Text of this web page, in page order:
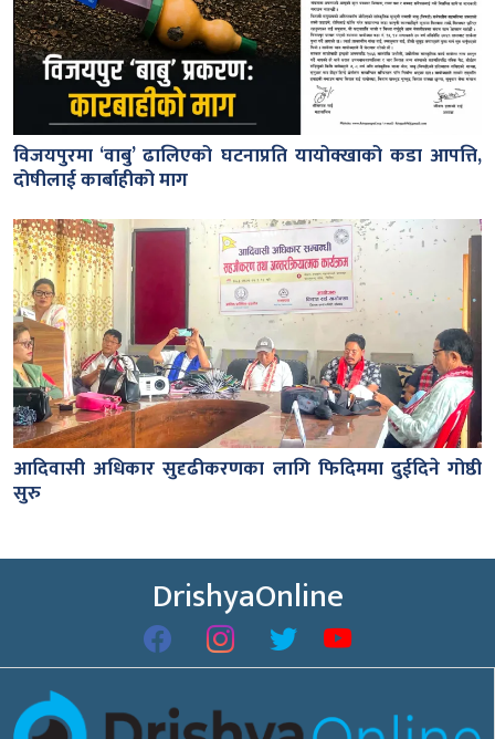
विजयपुरमा ‘वाबु’ ढालिएको घटनाप्रति यायोक्खाको कडा आपत्ति,
दोषीलाई कार्बाहीको माग
आदिवासी अधिकार सुदृढीकरणका लागि फिदिममा दुईदिने गोष्ठी
सुरु
DrishyaOnline